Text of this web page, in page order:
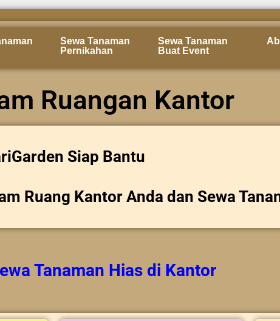
Sewa Tanaman
Pernikahan
Sewa Tanaman
Buat Event
Ruangan Kantor
Siap Bantu
Ruang Kantor Anda dan Sewa
Tanaman Hias di Kantor